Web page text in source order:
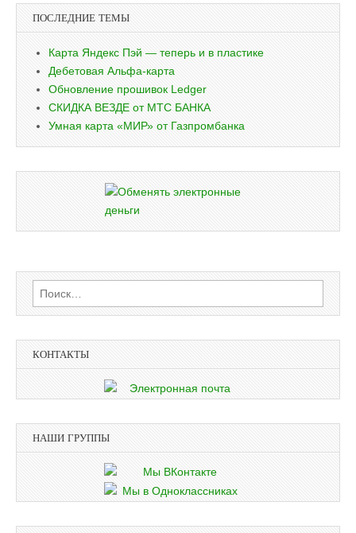
ПОСЛЕДНИЕ ТЕМЫ
Карта Яндекс Пэй — теперь и в пластике
Дебетовая Альфа-карта
Обновление прошивок Ledger
СКИДКА ВЕЗДЕ от МТС БАНКА
Умная карта «МИР» от Газпромбанка
Найти:
КОНТАКТЫ
НАШИ ГРУППЫ